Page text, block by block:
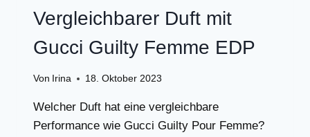
Vergleichbarer Duft mit
Gucci Guilty Femme EDP
Von Irina 18. Oktober 2023
Welcher Duft hat eine vergleichbare
Performance wie Gucci Guilty Pour Femme?